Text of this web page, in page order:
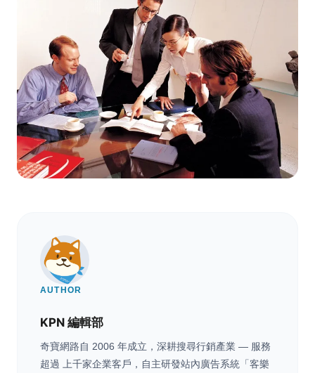
AUTHOR
KPN 編輯部
奇寶網路自 2006 年成立，深耕搜尋行銷產業 — 服務
超過 上千家企業客戶，自主研發站內廣告系統「客樂